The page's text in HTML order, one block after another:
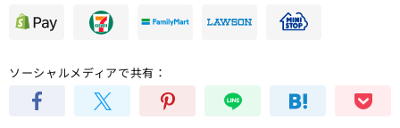
ソーシャルメディアで共有：